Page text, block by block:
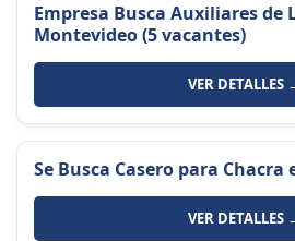
Empresa Busca Auxiliares de
Montevideo (5 vacantes)
VER DETALLES
Se Busca Casero para Chacra
VER DETALLES